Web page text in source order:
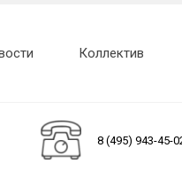
Коллектив
8 (495) 943-45-